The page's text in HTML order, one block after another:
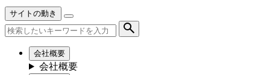
サイトの動き
会社概要
会社概要